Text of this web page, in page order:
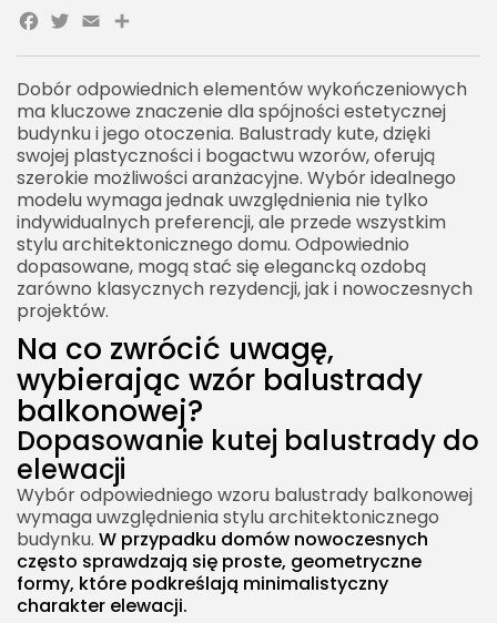
Dobór odpowiednich elementów wykończeniowych
ma kluczowe znaczenie dla spójności estetycznej
budynku i jego otoczenia. Balustrady kute, dzięki
swojej plastyczności i bogactwu wzorów, oferują
szerokie możliwości aranżacyjne. Wybór idealnego
modelu wymaga jednak uwzględnienia nie tylko
indywidualnych preferencji, ale przede wszystkim
stylu architektonicznego domu. Odpowiednio
dopasowane, mogą stać się elegancką ozdobą
zarówno klasycznych rezydencji, jak i nowoczesnych
projektów.
Na co zwrócić uwagę,
wybierając wzór balustrady
balkonowej?
Dopasowanie kutej balustrady do
elewacji
Wybór odpowiedniego wzoru balustrady balkonowej
wymaga uwzględnienia stylu architektonicznego
budynku. W przypadku domów nowoczesnych
często sprawdzają się proste, geometryczne
formy, które podkreślają minimalistyczny
charakter elewacji.
Balustrady kute proste czy bogato zdobione – co
jest lepsze?
Minimalistyczne balustrady kute do
nowoczesnych wnętrz
Zdobione balustrady kute w klasycznej
architekturze
Jakie detale decydują o unikalnym charakterze
kutych barierek?
Ornamentyka balustrad kutych a styl
architektoniczny
Znaczenie wykończenia powierzchni w
balustradach kutych
Czy kute balustrady pasują do
minimalistycznych aranżacji?
Geometryczne wzory w kutych balustradach
Kute balustrady w nowoczesnym wydaniu
Facebook
Twitter
EmailShare